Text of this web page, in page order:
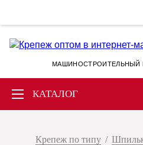
МАШИНОСТРОИТЕЛЬНЫЙ
КАТАЛОГ
Крепеж по типу /